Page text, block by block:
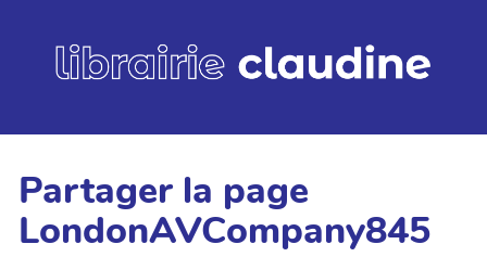
Partager la page
LondonAVCompany845